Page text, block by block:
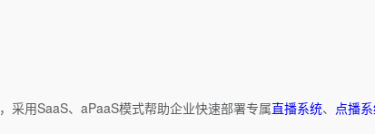
，采用SaaS、aPaaS模式帮助企业快速部署专属直播系统、 点播